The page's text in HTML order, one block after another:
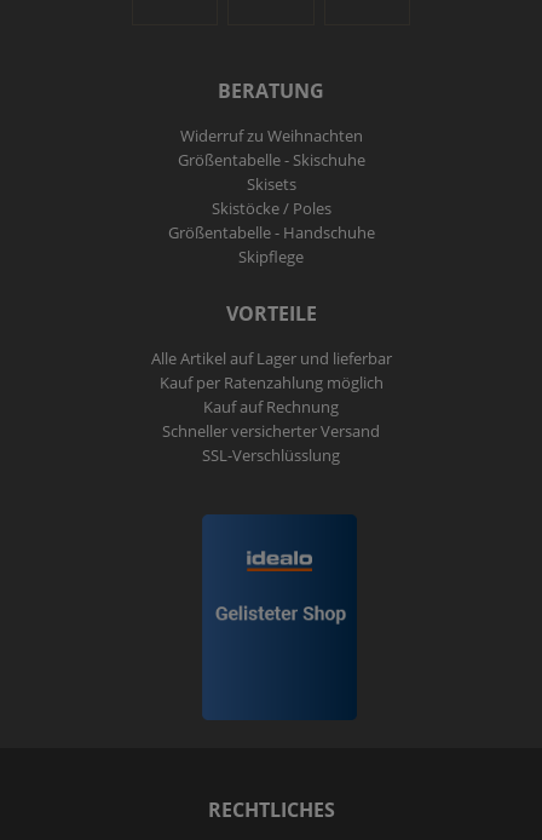
BERATUNG
Widerruf zu Weihnachten
Größentabelle - Skischuhe
Skisets
Skistöcke / Poles
Größentabelle - Handschuhe
Skipflege
VORTEILE
Alle Artikel auf Lager und lieferbar
Kauf per Ratenzahlung möglich
Kauf auf Rechnung
Schneller versicherter Versand
SSL-Verschlüsslung
RECHTLICHES